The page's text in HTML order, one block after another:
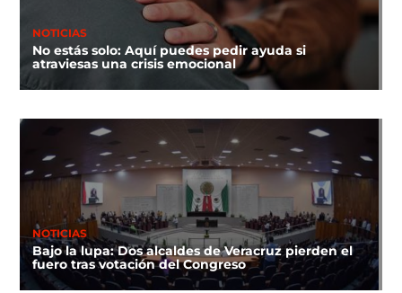
NOTICIAS
No estás solo: Aquí puedes pedir ayuda si
atraviesas una crisis emocional
NOTICIAS
Bajo la lupa: Dos alcaldes de Veracruz pierden el
fuero tras votación del Congreso